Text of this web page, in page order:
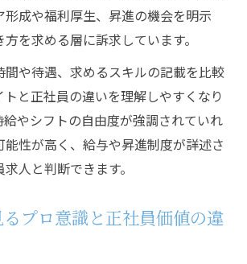
選ぶ際の見極めポイント解説
の正社員求人を見極めるコツ
の正社員求人広告の特徴とは
人との違いを求人内容で確認
から読み解く正社員求人の魅力
で重視される求人選びの視点
で正社員プロを目指す転職戦略
業界で活きる正社員採用の秘訣
で探すプロ野球関連の正社員職
形成や福利厚生、昇進の機会を明示
を求める層に訴求しています。
間や待遇、求めるスキルの記載を比較
と正社員の違いを理解しやすくなり
給やシフトの自由度が強調されていれ
能性が高く、給与や昇進制度が詳述さ
人と判断できます。
プロ意識と正社員価値の違